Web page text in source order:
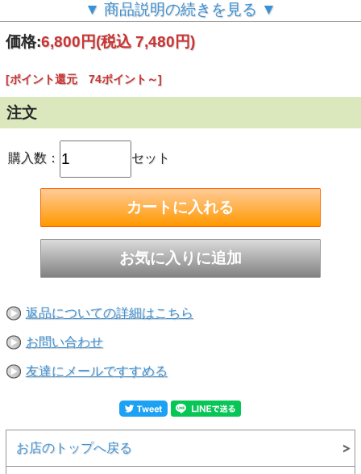
1本ずつに品番と、品番、色名が記入された表がついている
ので、お試しにはとても使いやすくなっています。
約15～20cm／本（通常サイズは50cm）
口径は4-7mmとばらつきがあります。
※写真のケースはついていません
COE104
※ガラスには膨張係数というものがあります。ガラス同士を
ないと、徐冷の際に割れてしまいますのでご注意ください。
▼ 商品説明の続きを見る ▼
価格:6,800円(税込 7,480円)
[ポイント還元 74ポイント～]
注文
購入数： セット
返品についての詳細はこちら
お問い合わせ
友達にメールですすめる
お店のトップへ戻る